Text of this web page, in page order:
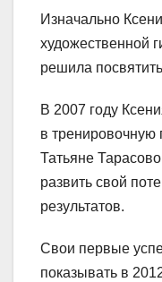
Изначально
художественной
решила
В 2007 году
в тренировочную
Татьяне
развить свой
результатов.
Свои первые
показывать в